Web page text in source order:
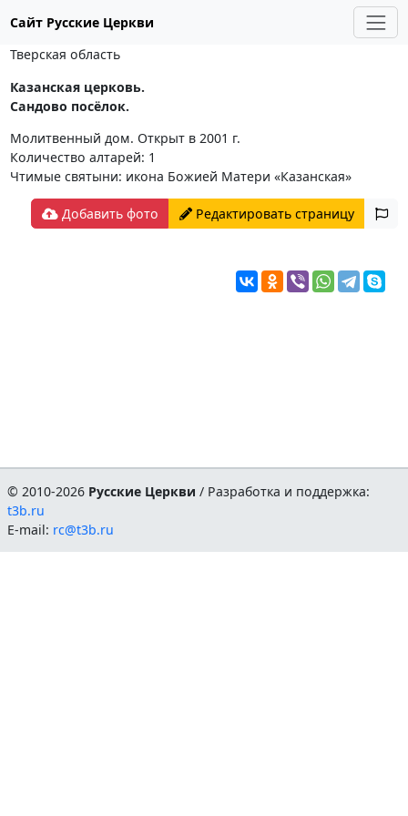
Сайт Русские Церкви
Тверская область
Казанская церковь.
Сандово посёлок.
Молитвенный дом. Открыт в 2001 г.
Количество алтарей: 1
Чтимые святыни: икона Божией Матери «Казанская»
Добавить фото Редактировать страницу
© 2010-2026 Русские Церкви / Разработка и поддержка:
t3b.ru
E-mail: rc@t3b.ru